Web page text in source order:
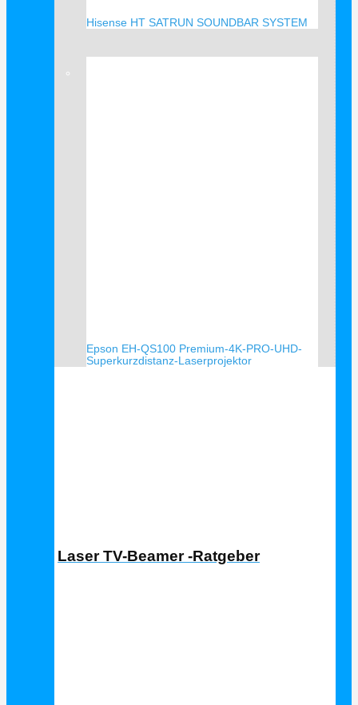
Hisense HT SATRUN SOUNDBAR SYSTEM
Epson EH-QS100 Premium-4K-PRO-UHD-
Superkurzdistanz-Laserprojektor
Laser TV-Beamer -Ratgeber